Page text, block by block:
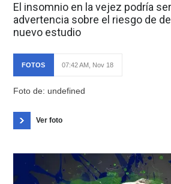
El insomnio en la vejez podría
advertencia sobre el riesgo de
nuevo estudio
FOTOS 07:42 AM, Nov 18
Foto de: undefined
Ver foto